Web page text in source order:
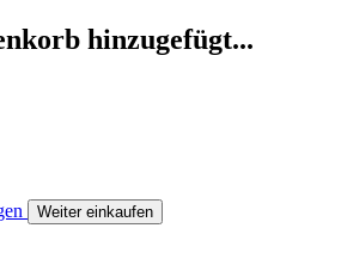
hinzugefügt...
Weiter einkaufen